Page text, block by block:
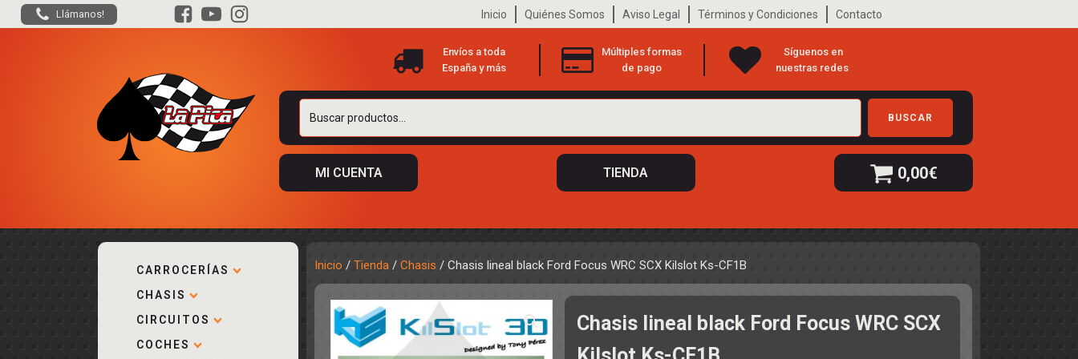
Llámanos! Inicio Quiénes Somos Aviso Legal Términos y Condiciones Contacto
Envíos a toda
España y más
Múltiples formas
de pago
Síguenos en
nuestras redes
Buscar
BUSCAR
MI CUENTA TIENDA 0,00€
CARROCERÍAS
DESPIECE
KIT COMPLETO
CHASIS
CIRCUITOS
COCHES
Inicio / Tienda / Chasis / Chasis lineal black Ford Focus WRC SCX Kilslot Ks-CF1B
Chasis lineal black Ford Focus WRC SCX